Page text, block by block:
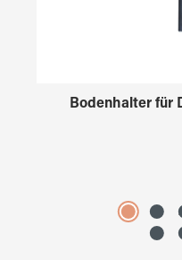
Bodenhalter für